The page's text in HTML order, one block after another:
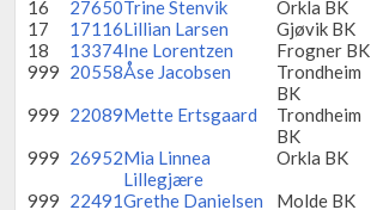
16
27650Trine Stenvik Orkla BK
17
17116Lillian Larsen Gjøvik BK
18
13374Ine Lorentzen Frogner BK
999 20558Åse Jacobsen
Trondheim
BK
999 22089Mette Ertsgaard
Trondheim
BK
999 26952Mia Linnea
Lillegjære
Orkla BK
999 22491Grethe Danielsen Molde BK